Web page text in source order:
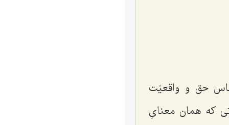
حق و واقعیّت
که همان معنایِ